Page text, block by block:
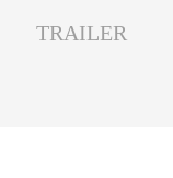
TRAILER